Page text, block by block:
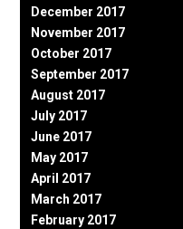
December 2017
November 2017
October 2017
September 2017
August 2017
July 2017
June 2017
May 2017
April 2017
March 2017
February 2017